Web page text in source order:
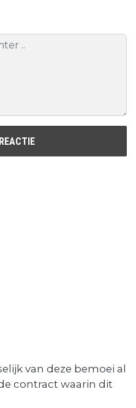
van deze bemoei al
contract waarin dit